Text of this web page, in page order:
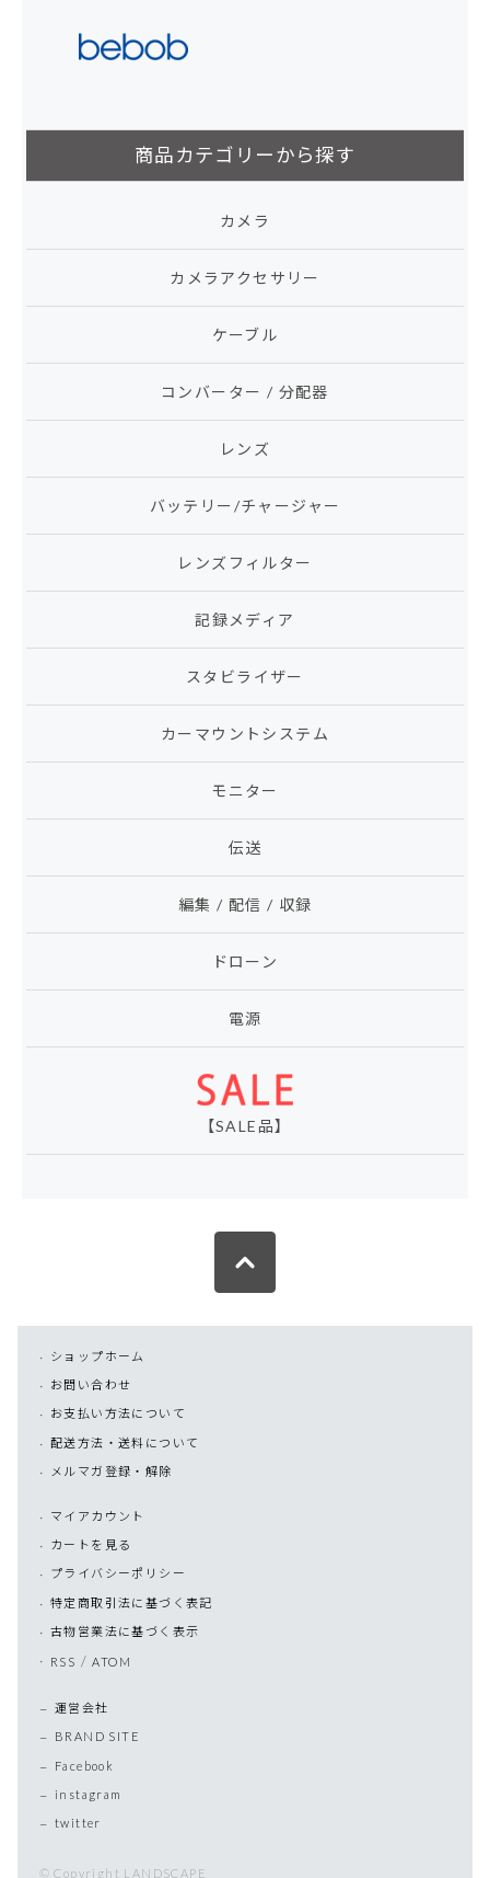
商品カテゴリーから探す
カメラ
カメラアクセサリー
ケーブル
コンバーター / 分配器
レンズ
バッテリー/チャージャー
レンズフィルター
記録メディア
スタビライザー
カーマウントシステム
モニター
伝送
編集 / 配信 / 収録
ドローン
電源
【SALE品】
ショップホーム
お問い合わせ
お支払い方法について
配送方法・送料について
メルマガ登録・解除
マイアカウント
カートを見る
プライバシーポリシー
特定商取引法に基づく表記
古物営業法に基づく表示
RSS /ATOM
運営会社
BRAND SITE
Facebook
instagram
twitter
© Copyright LANDSCAPE